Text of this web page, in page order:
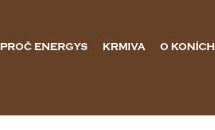
PROČ ENERGYS KRMIVA O KONÍCH